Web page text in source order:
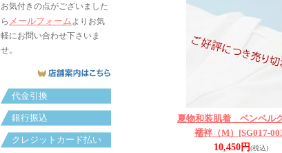
お気付きの点がございました
ら メールフォームよりお気
軽にお問い合わせ下さいま
せ。
代金引換
銀行振込
クレジットカード払い
夏物和装肌着 ベンベル
襦袢（M） [SG017-
10,450円(税込)